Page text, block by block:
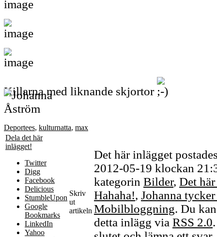
Killarna med liknande skjortor
Deportees, kulturnatta, max
Dela det här
inlägget!
Twitter
Digg
Facebook
Delicious
StumbleUpon
Google
Bookmarks
LinkedIn
Yahoo
Skriv
ut
artikeln
Det här inlägget
2012-05-19 klockan
kategorin Bilder, Det
Hahaha!, Johanna
Mobilbloggning. Du
detta inlägg via RSS 2.0